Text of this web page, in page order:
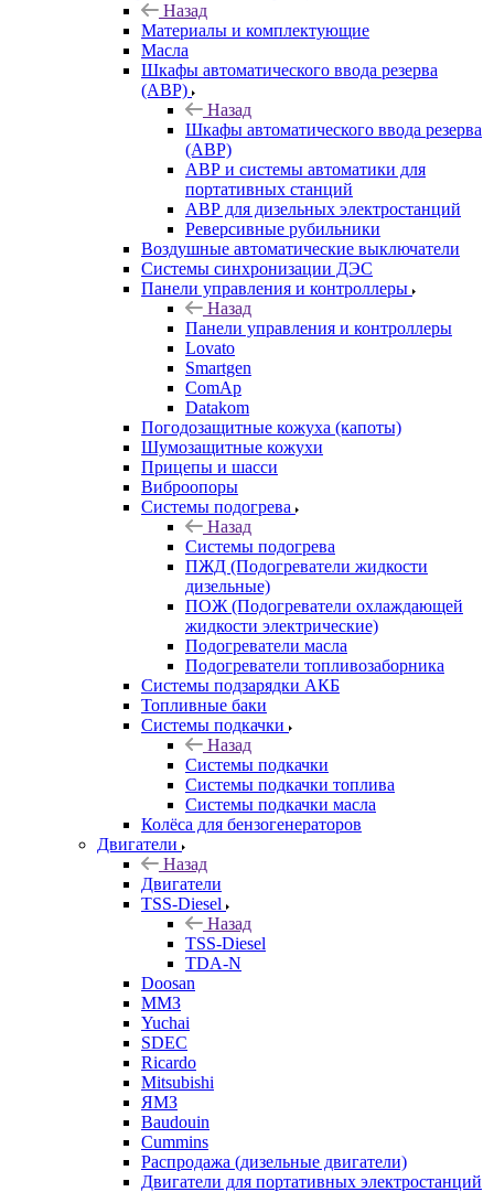
Назад
Материалы и комплектующие
Масла
Шкафы автоматического ввода резерва
(АВР)
Назад
Шкафы автоматического ввода резерва
(АВР)
АВР и системы автоматики для
портативных станций
АВР для дизельных электростанций
Реверсивные рубильники
Воздушные автоматические выключатели
Системы синхронизации ДЭС
Панели управления и контроллеры
Назад
Панели управления и контроллеры
Lovato
Smartgen
ComAp
Datakom
Погодозащитные кожуха (капоты)
Шумозащитные кожухи
Прицепы и шасси
Виброопоры
Системы подогрева
Назад
Системы подогрева
ПЖД (Подогреватели жидкости
дизельные)
ПОЖ (Подогреватели охлаждающей
жидкости электрические)
Подогреватели масла
Подогреватели топливозаборника
Системы подзарядки АКБ
Топливные баки
Системы подкачки
Назад
Системы подкачки
Системы подкачки топлива
Системы подкачки масла
Колёса для бензогенераторов
Двигатели
Назад
Двигатели
TSS-Diesel
Назад
TSS-Diesel
TDA-N
Doosan
ММЗ
Yuchai
SDEC
Ricardo
Mitsubishi
ЯМЗ
Baudouin
Cummins
Распродажа (дизельные двигатели)
Двигатели для портативных электростанций